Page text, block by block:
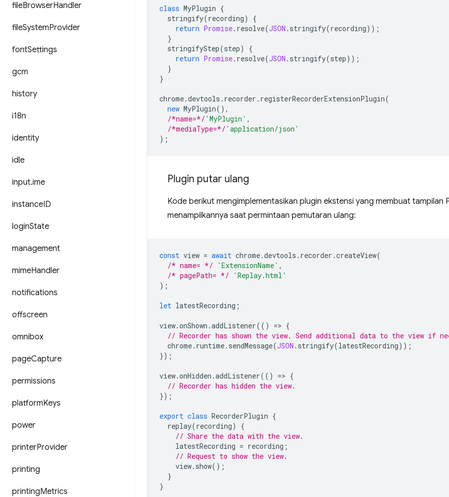
fileBrowserHandler
fileSystemProvider
fontSettings
gcm
history
i18n
identity
idle
input.ime
instanceID
loginState
management
mimeHandler
notifications
offscreen
omnibox
pageCapture
permissions
platformKeys
power
printerProvider
printing
printingMetrics
class MyPlugin {
stringify(recording)
{
return Promise. resolve(JSON . stringify(recording));
}
stringifyStep(step)
{
return Promise. resolve(JSON . stringify(step));
}
}
chrome.devtools . recorder . registerRecorderExtensionPlugin(
new MyPlugin(),
/*name=*/ 'MyPlugin' ,
/*mediaType=*/ 'application/json'
);
Plugin putar ulang
Kode berikut mengimplementasikan plugin ekstensi yang membuat tampilan
menampilkannya saat permintaan pemutaran ulang:
const view = await chrome.devtools . recorder .createView(
/* name= */
'ExtensionName' ,
/* pagePath= */
'Replay.html'
);
let latestRecording ;
view.onShown .addListener(() => {
// Recorder has shown the view. Send additional data to the view if
chrome. runtime. sendMessage(JSON . stringify(latestRecording));
});
view.onHidden .addListener(() => {
// Recorder has hidden the view.
});
export class RecorderPlugin {
replay(recording)
{
// Share the data with the view.
latestRecording = recording ;
// Request to show the view.
view. show();
}
}